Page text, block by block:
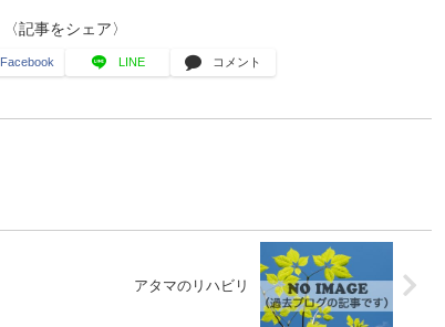
〈記事をシェア〉
Facebook LINE コメント
アタマのリハビリ